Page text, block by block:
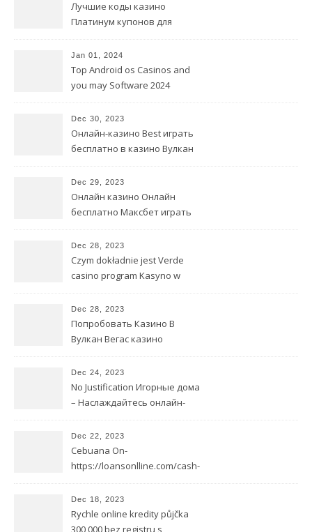
Лучшие коды казино
Платинум купонов для
Jan 01, 2024
Top Android os Casinos and
you may Software 2024
Dec 30, 2023
Онлайн-казино Best играть
бесплатно в казино Вулкан
Dec 29, 2023
Онлайн казино Онлайн
бесплатно Максбет играть
игровых автоматов
Dec 28, 2023
Czym dokładnie jest Verde
casino program Kasyno w
Dec 28, 2023
Попробовать Казино В
Вулкан Вегас казино
автоматы Бесплатно
Dec 24, 2023
No Justification Игорные дома
– Наслаждайтесь онлайн-
тестированием
видеопокерных автоматов
бесплатно без меню
Dec 22, 2023
Cebuana On-
https://loansonlline.com/cash-
Dec 18, 2023
Rychle online kredity půjčka
300 000 bez registru s